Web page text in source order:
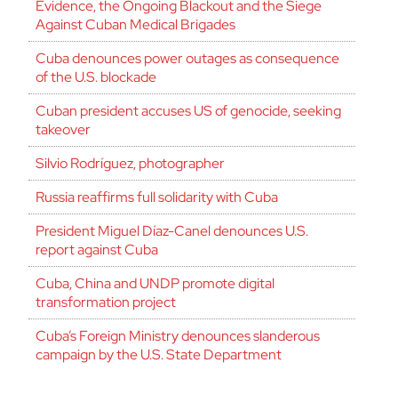
Evidence, the Ongoing Blackout and the Siege
Against Cuban Medical Brigades
Cuba denounces power outages as consequence
of the U.S. blockade
Cuban president accuses US of genocide, seeking
takeover
Silvio Rodríguez, photographer
Russia reaffirms full solidarity with Cuba
President Miguel Díaz-Canel denounces U.S.
report against Cuba
Cuba, China and UNDP promote digital
transformation project
Cuba’s Foreign Ministry denounces slanderous
campaign by the U.S. State Department